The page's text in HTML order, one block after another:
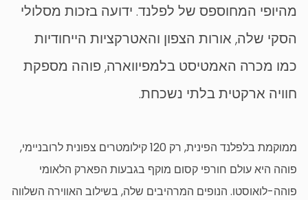
מהיופי המחוספס של לפלנד. ידועה בזכות מסלולי
הסקי שלה, אורות הצפון והאטרקציות הייחודיות
כמו מכרה האמטיסט בלמפיווארה, פוהה מספקת
חוויה ארקטית בלתי נשכחת.
ממוקמת בלפלנד הפינית, רק 120 קילומטרים צפונית לרובניימי,
פוהה היא עולם חורפי קסום מוקף בגבעות הפארק הלאומי
פוהה-לואוסטו. הנופים המרהיבים שלה, בשילוב האווירה השלווה